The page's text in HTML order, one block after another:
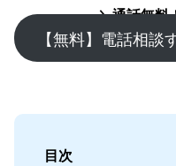
＼通話無料
【無料】電話相談
目次